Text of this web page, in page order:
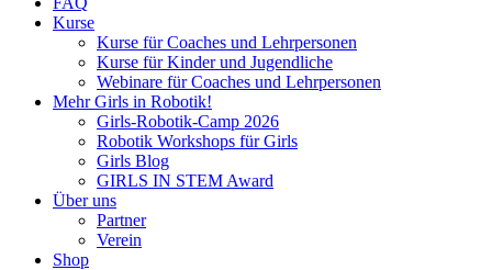
Kurse
Kurse für Coaches und Lehrpersonen
Kurse für Kinder und Jugendliche
Webinare für Coaches und Lehrpersonen
Mehr Girls in Robotik!
Girls-Robotik-Camp 2026
Robotik Workshops für Girls
Girls Blog
GIRLS IN STEM Award
Über uns
Partner
Verein
Shop